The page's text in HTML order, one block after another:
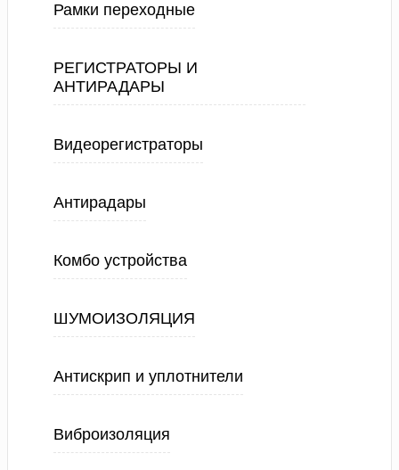
Рамки переходные
РЕГИСТРАТОРЫ И
АНТИРАДАРЫ
Видеорегистраторы
Антирадары
Комбо устройства
ШУМОИЗОЛЯЦИЯ
Антискрип и уплотнители
Виброизоляция